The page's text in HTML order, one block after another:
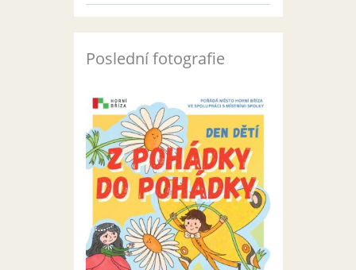
Poslední fotografie